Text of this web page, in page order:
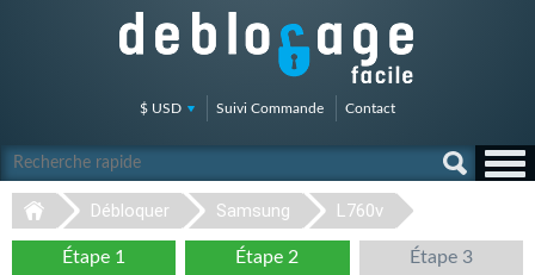
$ USD Suivi Commande Contact
Débloquer Samsung L760v
Étape 1 Étape 2 Étape 3